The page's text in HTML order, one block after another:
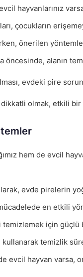
hayvanlarınız
çocukların
önerilen
öncesinde, alanın
evdeki pire
dikkatli olmak, etkili
hem de evcil
evde pirelerin
en etkili
için güçlü
kullanarak temizlik
evcil hayvan varsa,